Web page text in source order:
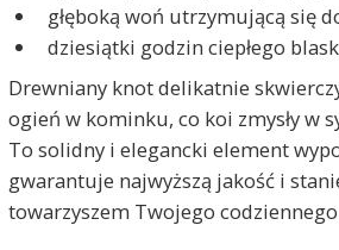
głęboką woń utrzymującą się
dziesiątki godzin ciepłego
Drewniany knot delikatnie
ogień w kominku, co koi zmysły w
To solidny i elegancki element
gwarantuje najwyższą jakość i
towarzyszem Twojego